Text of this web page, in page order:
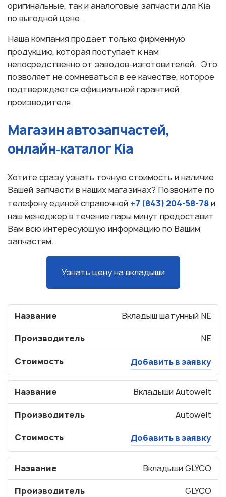
оригинальные, так и аналоговые запчасти для Kia
по выгодной цене.
Наша компания продает только фирменную
продукцию, которая поступает к нам
непосредственно от заводов-изготовителей. Это
позволяет не сомневаться в ее качестве, которое
подтверждается официальной гарантией
производителя.
Магазин автозапчастей,
онлайн‑каталог Kia
Хотите сразу узнать точную стоимость и наличие
Вашей запчасти в наших магазинах? Позвоните по
телефону единой справочной +7 (843) 204-58-78 и
наш менеджер в течение пары минут предоставит
Вам всю интересующую информацию по Вашим
запчастям.
Узнать цену на вкладыши
Название Вкладыш шатунный NE
Производитель NE
Стоимость Добавить в заявку
Название Вкладыши Autowelt
Производитель Autowelt
Стоимость Добавить в заявку
Название Вкладыши GLYCO
Производитель GLYCO